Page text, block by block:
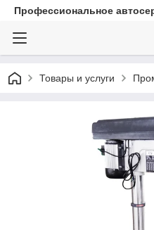
Профессиональное
Товары и услуги